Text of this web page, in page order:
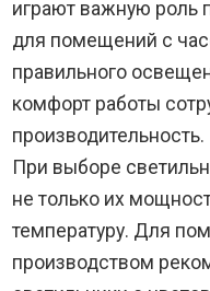
играют важную роль
для помещений с
правильного
комфорт работы
производительность.
При выборе
не только их
температуру. Для
производством